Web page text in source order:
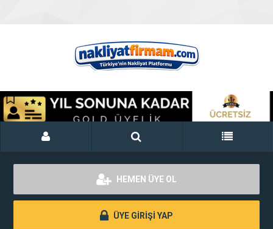
HEMEN ÜYE OL
ÜYE GİRİŞİ YAP